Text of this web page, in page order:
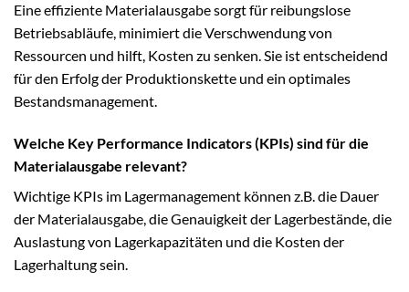
Eine effiziente Materialausgabe sorgt für reibungslose
Betriebsabläufe, minimiert die Verschwendung von
Ressourcen und hilft, Kosten zu senken. Sie ist entscheidend
für den Erfolg der Produktionskette und ein optimales
Bestandsmanagement.
Welche Key Performance Indicators (KPIs) sind für die
Materialausgabe relevant?
Wichtige KPIs im Lagermanagement können z.B. die Dauer
der Materialausgabe, die Genauigkeit der Lagerbestände, die
Auslastung von Lagerkapazitäten und die Kosten der
Lagerhaltung sein.